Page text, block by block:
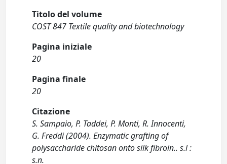
Titolo del volume
COST 847 Textile quality and biotechnology
Pagina iniziale
20
Pagina finale
20
Citazione
S. Sampaio, P. Taddei, P. Monti, R. Innocenti,
G. Freddi (2004). Enzymatic grafting of
polysaccharide chitosan onto silk fibroin.. s.l :
s.n.